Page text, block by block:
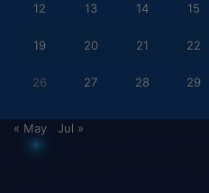
12 13 14 15
19 20 21 22
26 27 28 29
« May Jul »